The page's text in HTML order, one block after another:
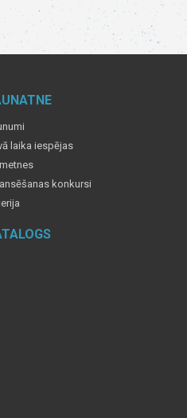
laika iespējas
konkursi